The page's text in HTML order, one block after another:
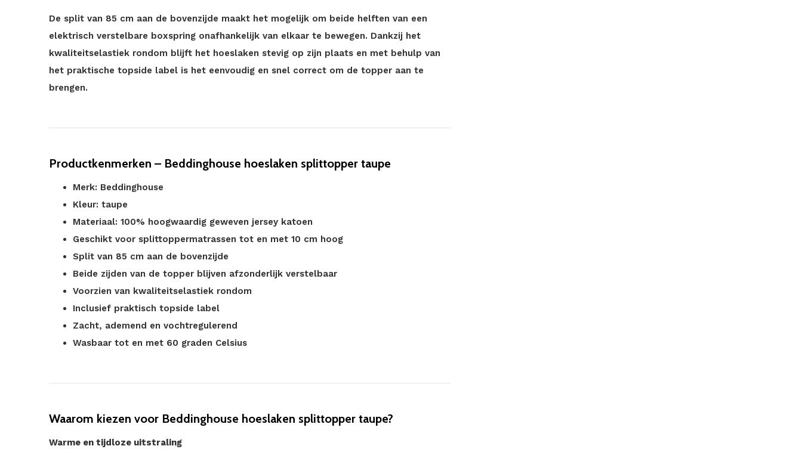
De split van 85 cm aan de bovenzijde maakt het mogelijk om beide helften van een
elektrisch verstelbare boxspring onafhankelijk van elkaar te bewegen. Dankzij het
kwaliteitselastiek rondom blijft het hoeslaken stevig op zijn plaats en met behulp van
het praktische topside label is het eenvoudig en snel correct om de topper aan te
brengen.
Productkenmerken – Beddinghouse hoeslaken splittopper taupe
Merk: Beddinghouse
Kleur: taupe
Materiaal: 100% hoogwaardig geweven jersey katoen
Geschikt voor splittoppermatrassen tot en met 10 cm hoog
Split van 85 cm aan de bovenzijde
Beide zijden van de topper blijven afzonderlijk verstelbaar
Voorzien van kwaliteitselastiek rondom
Inclusief praktisch topside label
Zacht, ademend en vochtregulerend
Wasbaar tot en met 60 graden Celsius
Waarom kiezen voor Beddinghouse hoeslaken splittopper taupe?
Warme en tijdloze uitstraling